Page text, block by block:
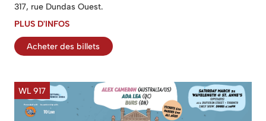
317, rue Dundas Ouest.
PLUS D'INFOS
Acheter des billets
WL 917